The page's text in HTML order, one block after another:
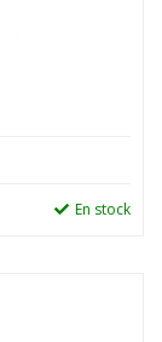
En stock